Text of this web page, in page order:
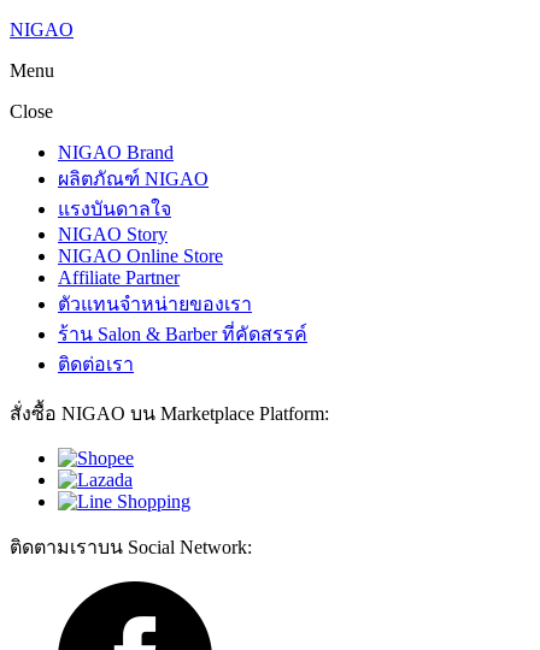
NIGAO
Menu
Close
NIGAO Brand
ผลิตภัณฑ์ NIGAO
แรงบันดาลใจ
NIGAO Story
NIGAO Online Store
Affiliate Partner
ตัวแทนจำหน่ายของเรา
ร้าน Salon & Barber ที่คัดสรรค์
ติดต่อเรา
สั่งซื้อ NIGAO บน Marketplace Platform:
ติดตามเราบน Social Network: